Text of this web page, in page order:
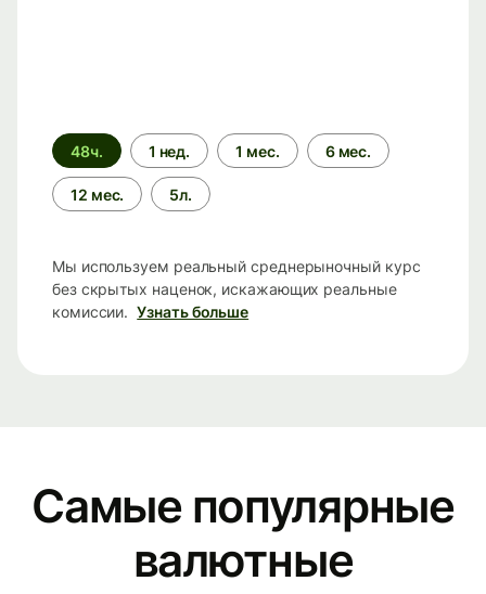
Период
времени
48ч. 1 нед. 1 мес. 6 мес.
12 мес. 5л.
Мы используем реальный среднерыночный курс
без скрытых наценок, искажающих реальные
комиссии. Узнать больше
Самые популярные
валютные